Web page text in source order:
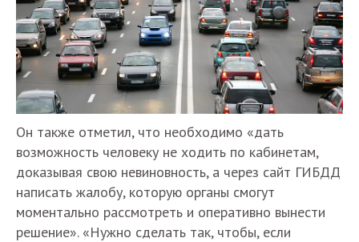
Он также отметил, что необходимо «дать
возможность человеку не ходить по кабинетам,
доказывая свою невиновность, а через сайт ГИБДД
написать жалобу, которую органы смогут
моментально рассмотреть и оперативно вынести
решение». «Нужно сделать так, чтобы, если